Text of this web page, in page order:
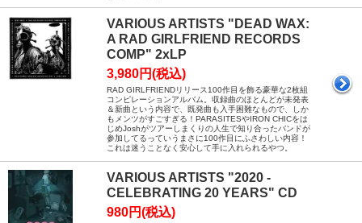
VARIOUS ARTISTS "DEAD WAX:
A RAD GIRLFRIEND RECORDS
COMP" 2xLP
3,980円(税込)
RAD GIRLFRIENDリリース100作目を飾る豪華な2枚組
コンピレーションアルバム。収録曲のほとんどが未発表
＆新曲という内容で、既発曲も入手困難なもので、しか
もメンツがすごすぎる！PARASITESやIRON CHICをは
じめJoshがツアーしまくりの人生で知り合ったバンドが
参加してるっていうまさに100作目にふさわしい内容！
これは迷うことなく安心して手に入れられるやつ。
VARIOUS ARTISTS "2020 -
CELEBRATING 20 YEARS" CD
980円(税込)